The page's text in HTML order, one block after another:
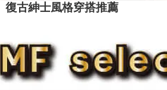
復古紳士風格穿搭推薦